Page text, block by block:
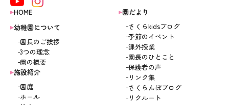
HOME
幼稚園について
園長のご挨拶
3つの理念
園の概要
施設紹介
園庭
ホール
園だより
さくらkidsブログ
季節のイベント
課外授業
園長のひとこと
保護者の声
リンク集
さくらんぼブログ
リクルート